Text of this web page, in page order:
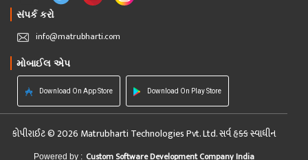
સંપર્ક કરો
info@matrubharti.com
મોબાઈલ એપ
Download On App Store Download On Play Store
કોપીરાઈટ © 2026 Matrubharti Technologies Pvt. Ltd. સર્વ હક્ક સ્વાધીન
Powered by : Custom Software Development Company India